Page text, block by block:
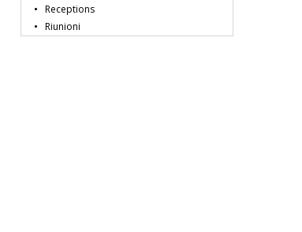
Receptions
Riunioni